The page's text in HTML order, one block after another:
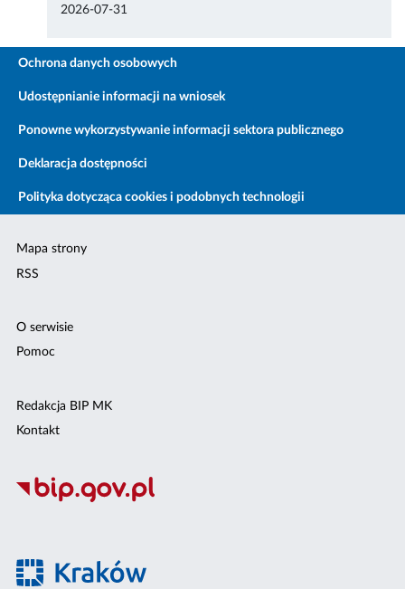
2026-07-31
Ochrona danych osobowych
Udostępnianie informacji na wniosek
Ponowne wykorzystywanie informacji sektora publicznego
Deklaracja dostępności
Polityka dotycząca cookies i podobnych technologii
Mapa strony
RSS
O serwisie
Pomoc
Redakcja BIP MK
Kontakt